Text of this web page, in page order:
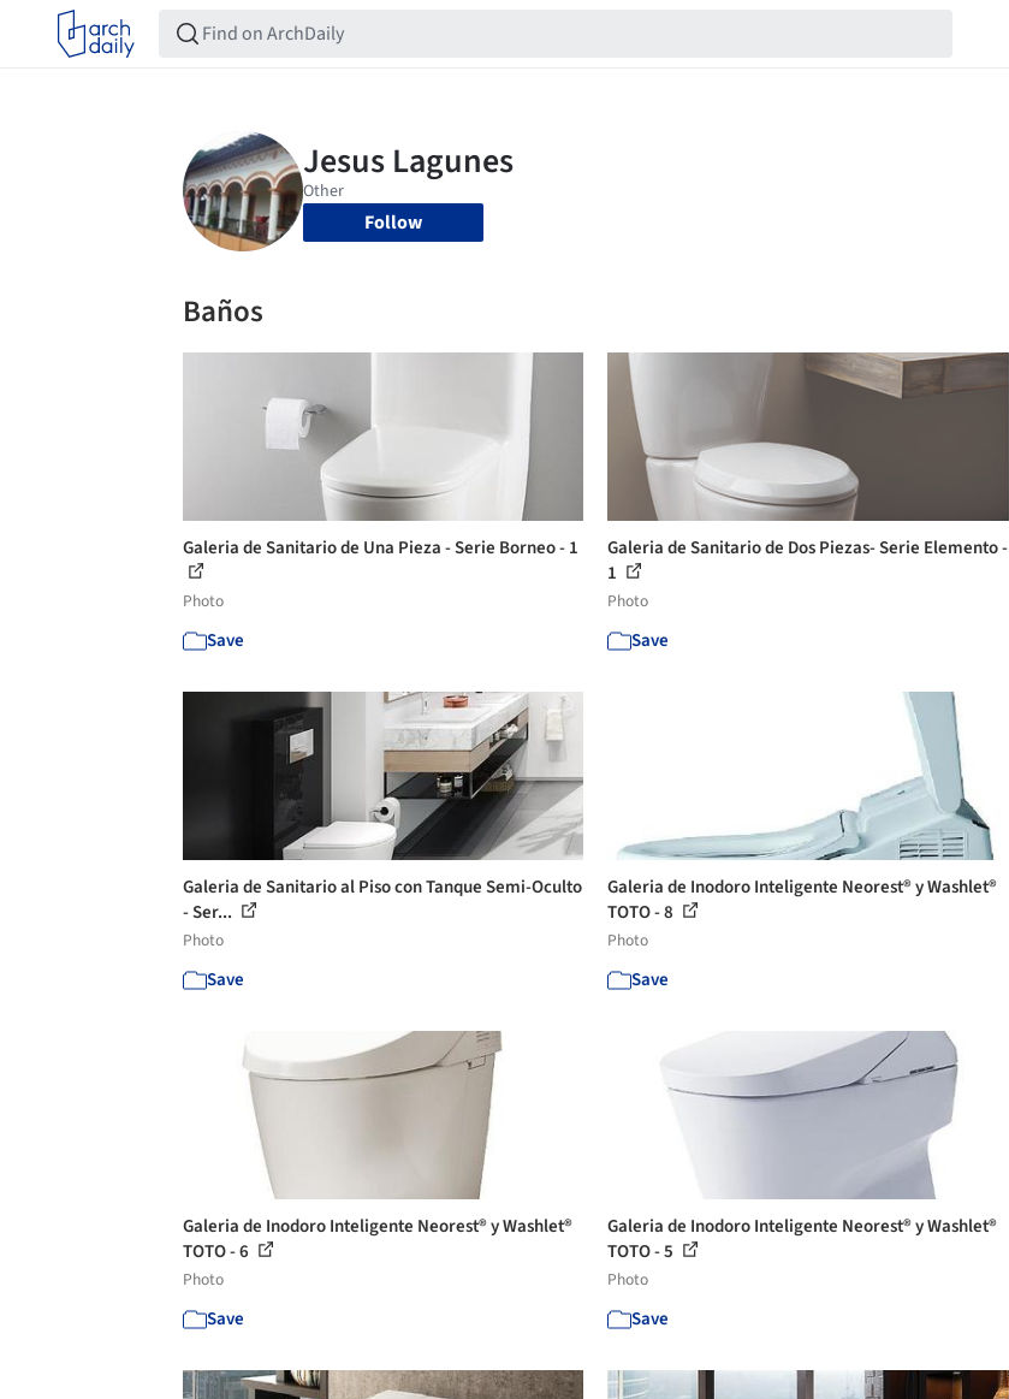
Follow
Baños
Galeria de Sanitario de Una Pieza - Serie Borneo - 1
Photo
Save
Galeria de Sanitario de Dos Piezas- Serie Elemento -
1
Photo
Save
Galeria de Sanitario al Piso con Tanque Semi-Oculto
- Ser...
Photo
Save
Galeria de Inodoro Inteligente Neorest® y Washlet®
TOTO - 8
Photo
Save
Galeria de Inodoro Inteligente Neorest® y Washlet®
TOTO - 6
Photo
Save
Galeria de Inodoro Inteligente Neorest® y Washlet®
TOTO - 5
Photo
Save